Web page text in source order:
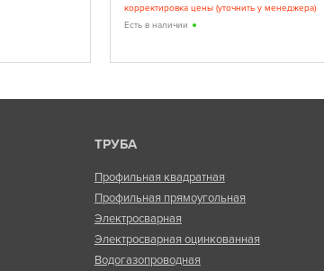
корректировка цены (уточнить у менеджера)
Есть в наличии
ТРУБА
Профильная квадратная
Профильная прямоугольная
Электросварная
Электросварная оцинкованная
Водогазопроводная